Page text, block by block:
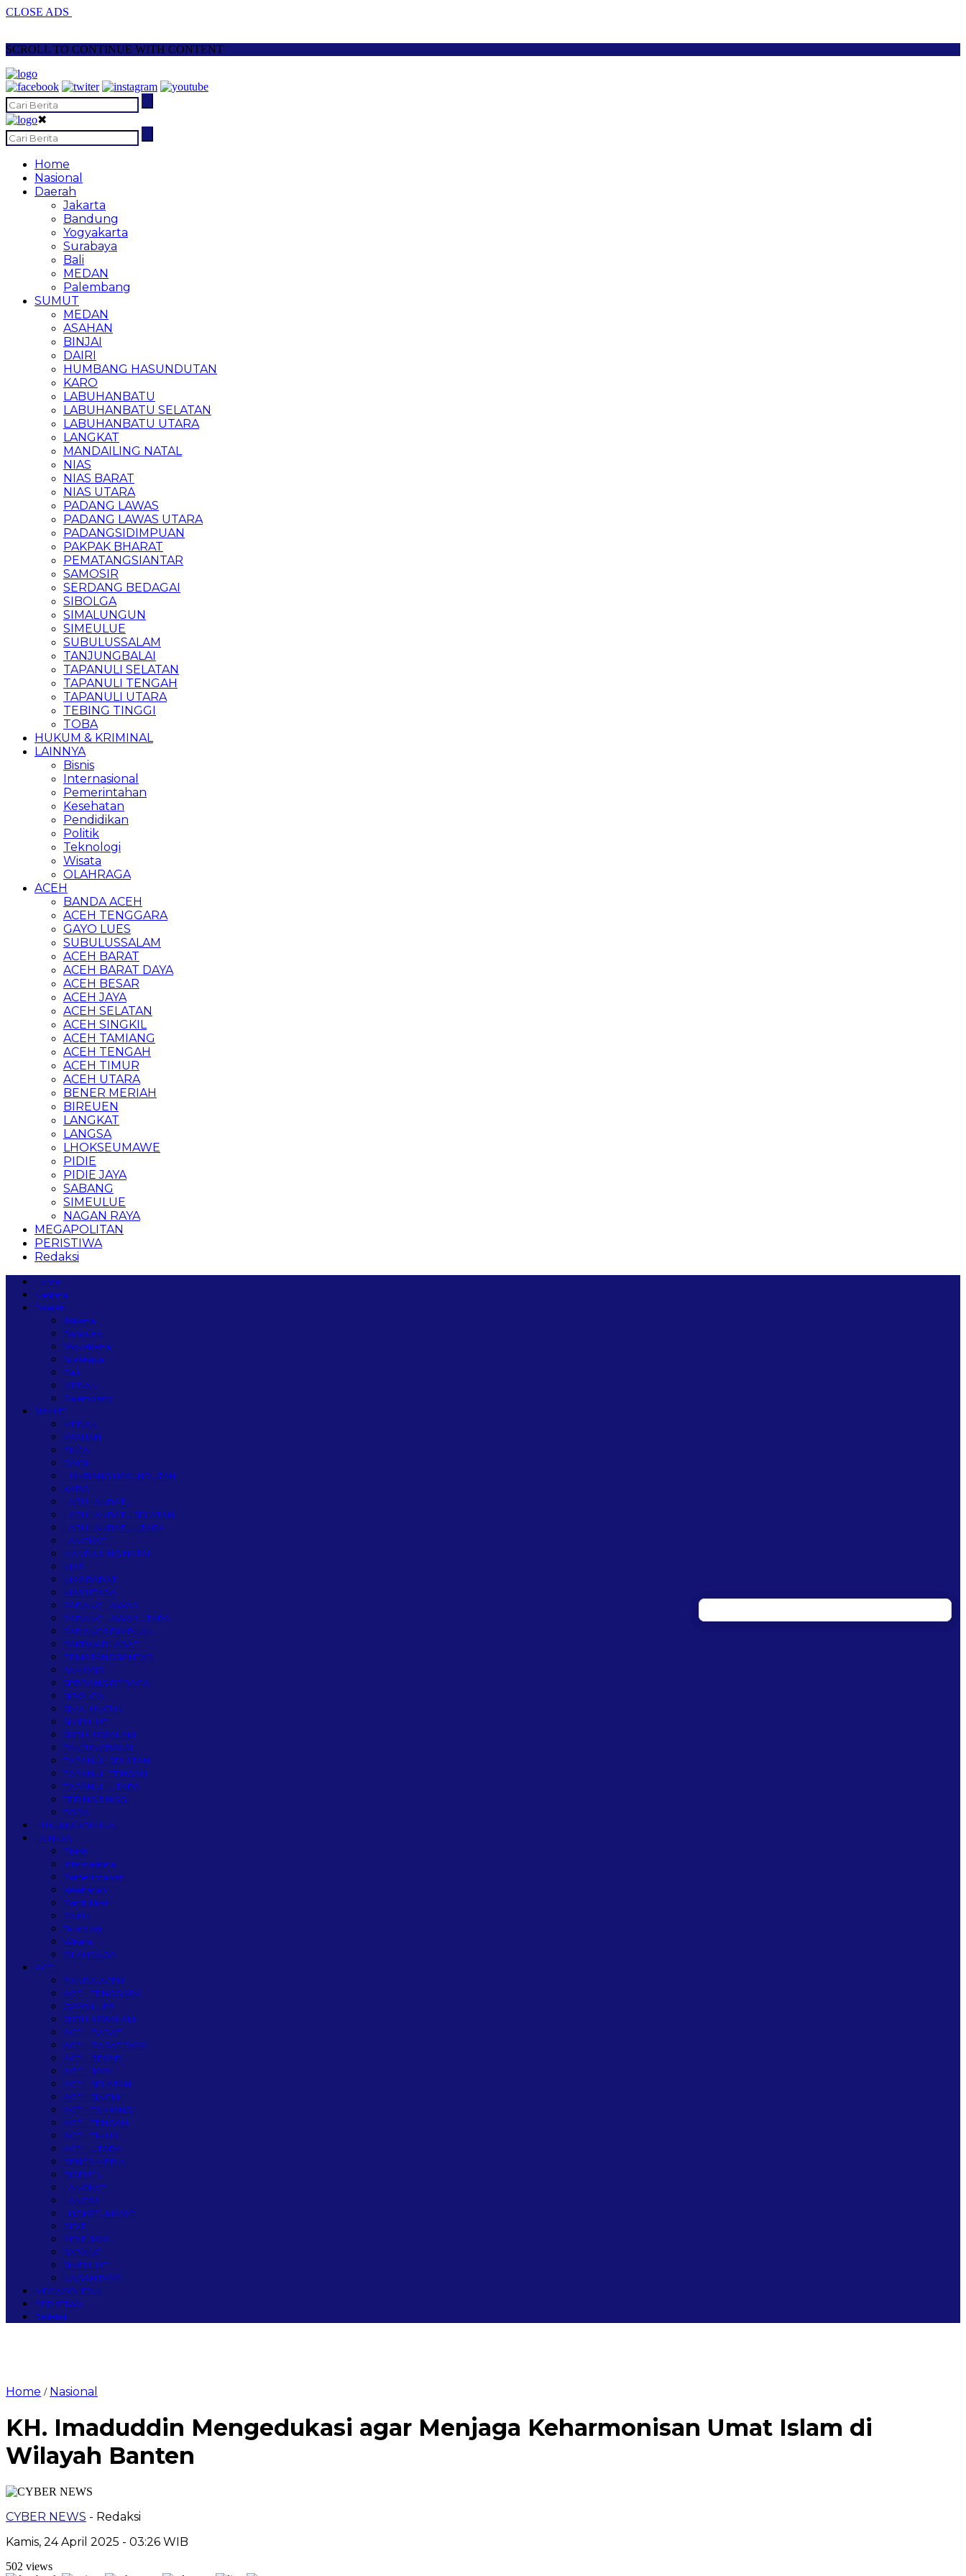
CLOSE ADS
SCROLL TO CONTINUE WITH CONTENT
✖
Home
Nasional
Daerah
Jakarta
Bandung
Yogyakarta
Surabaya
Bali
MEDAN
Palembang
SUMUT
MEDAN
ASAHAN
BINJAI
DAIRI
HUMBANG HASUNDUTAN
KARO
LABUHANBATU
LABUHANBATU SELATAN
LABUHANBATU UTARA
LANGKAT
MANDAILING NATAL
NIAS
NIAS BARAT
NIAS UTARA
PADANG LAWAS
PADANG LAWAS UTARA
PADANGSIDIMPUAN
PAKPAK BHARAT
PEMATANGSIANTAR
SAMOSIR
SERDANG BEDAGAI
SIBOLGA
SIMALUNGUN
SIMEULUE
SUBULUSSALAM
TANJUNGBALAI
TAPANULI SELATAN
TAPANULI TENGAH
TAPANULI UTARA
TEBING TINGGI
TOBA
HUKUM & KRIMINAL
LAINNYA
Bisnis
Internasional
Pemerintahan
Kesehatan
Pendidikan
Politik
Teknologi
Wisata
OLAHRAGA
ACEH
BANDA ACEH
ACEH TENGGARA
GAYO LUES
SUBULUSSALAM
ACEH BARAT
ACEH BARAT DAYA
ACEH BESAR
ACEH JAYA
ACEH SELATAN
ACEH SINGKIL
ACEH TAMIANG
ACEH TENGAH
ACEH TIMUR
ACEH UTARA
BENER MERIAH
BIREUEN
LANGKAT
LANGSA
LHOKSEUMAWE
PIDIE
PIDIE JAYA
SABANG
SIMEULUE
NAGAN RAYA
MEGAPOLITAN
PERISTIWA
Redaksi
Home
Nasional
Daerah
Jakarta
Bandung
Yogyakarta
Surabaya
Bali
MEDAN
Palembang
SUMUT
MEDAN
ASAHAN
BINJAI
DAIRI
HUMBANG HASUNDUTAN
KARO
LABUHANBATU
LABUHANBATU SELATAN
LABUHANBATU UTARA
LANGKAT
MANDAILING NATAL
NIAS
NIAS BARAT
NIAS UTARA
PADANG LAWAS
PADANG LAWAS UTARA
PADANGSIDIMPUAN
PAKPAK BHARAT
PEMATANGSIANTAR
SAMOSIR
SERDANG BEDAGAI
SIBOLGA
SIMALUNGUN
SIMEULUE
SUBULUSSALAM
TANJUNGBALAI
TAPANULI SELATAN
TAPANULI TENGAH
TAPANULI UTARA
TEBING TINGGI
TOBA
HUKUM & KRIMINAL
LAINNYA
Bisnis
Internasional
Pemerintahan
Kesehatan
Pendidikan
Politik
Teknologi
Wisata
OLAHRAGA
ACEH
BANDA ACEH
ACEH TENGGARA
GAYO LUES
SUBULUSSALAM
ACEH BARAT
ACEH BARAT DAYA
ACEH BESAR
ACEH JAYA
ACEH SELATAN
ACEH SINGKIL
ACEH TAMIANG
ACEH TENGAH
ACEH TIMUR
ACEH UTARA
BENER MERIAH
BIREUEN
LANGKAT
LANGSA
LHOKSEUMAWE
PIDIE
PIDIE JAYA
SABANG
SIMEULUE
NAGAN RAYA
MEGAPOLITAN
PERISTIWA
Redaksi
Home / Nasional
KH. Imaduddin Mengedukasi agar Menjaga Keharmonisan Umat Islam di
Wilayah Banten
CYBER NEWS - Redaksi
Kamis, 24 April 2025 - 03:26 WIB
502 views